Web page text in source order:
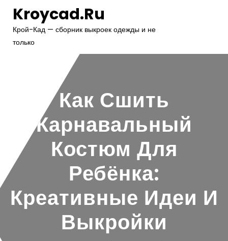
содержимому
Kroycad.ru
Крой-Кад — сборник выкроек одежды и не
только
Как Сшить
Карнавальный
Костюм Для
Ребёнка:
Креативные Идеи И
Выкройки